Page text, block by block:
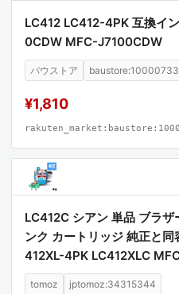
LC412 LC412-4PK 互換イ
0CDW MFC-J7100CDW
バウストア baustore:10000733
¥1,810
LC412C シアン 単品 ブラ
ンク カートリッジ 純正と
412XL-4PK LC412XLC
J7300CDW
tomoz jptomoz:34315344